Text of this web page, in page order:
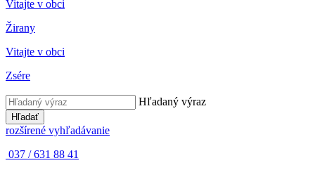
Vitajte v obci
Žirany
Vitajte v obci
Zsére
Hľadaný výraz
Hľadať
rozšírené vyhľadávanie
037 / 631 88 41